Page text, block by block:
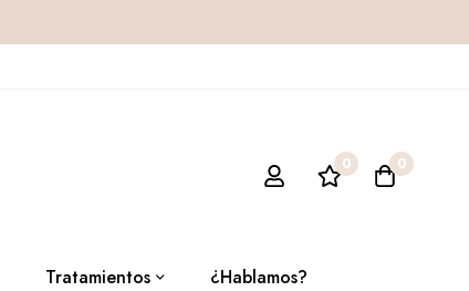
0 0
Tratamientos ¿Hablamos?